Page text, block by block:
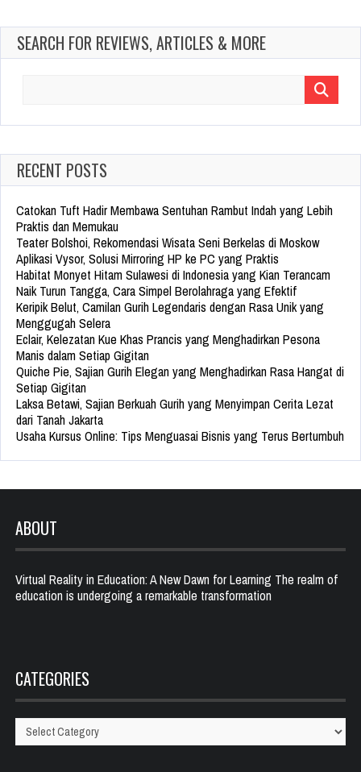
SEARCH FOR REVIEWS, ARTICLES & MORE
RECENT POSTS
Catokan Tuft Hadir Membawa Sentuhan Rambut Indah yang Lebih
Praktis dan Memukau
Teater Bolshoi, Rekomendasi Wisata Seni Berkelas di Moskow
Aplikasi Vysor, Solusi Mirroring HP ke PC yang Praktis
Habitat Monyet Hitam Sulawesi di Indonesia yang Kian Terancam
Naik Turun Tangga, Cara Simpel Berolahraga yang Efektif
Keripik Belut, Camilan Gurih Legendaris dengan Rasa Unik yang
Menggugah Selera
Eclair, Kelezatan Kue Khas Prancis yang Menghadirkan Pesona
Manis dalam Setiap Gigitan
Quiche Pie, Sajian Gurih Elegan yang Menghadirkan Rasa Hangat di
Setiap Gigitan
Laksa Betawi, Sajian Berkuah Gurih yang Menyimpan Cerita Lezat
dari Tanah Jakarta
Usaha Kursus Online: Tips Menguasai Bisnis yang Terus Bertumbuh
ABOUT
Virtual Reality in Education: A New Dawn for Learning The realm of
education is undergoing a remarkable transformation
CATEGORIES
Categories